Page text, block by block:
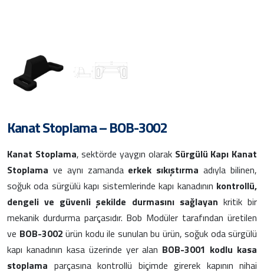
Kanat Stoplama – BOB-3002
Kanat Stoplama, sektörde yaygın olarak Sürgülü Kapı Kanat
Stoplama ve aynı zamanda erkek sıkıştırma adıyla bilinen,
soğuk oda sürgülü kapı sistemlerinde kapı kanadının kontrollü,
dengeli ve güvenli şekilde durmasını sağlayan kritik bir
mekanik durdurma parçasıdır. Bob Modüler tarafından üretilen
ve BOB-3002 ürün kodu ile sunulan bu ürün, soğuk oda sürgülü
kapı kanadının kasa üzerinde yer alan BOB-3001 kodlu kasa
stoplama parçasına kontrollü biçimde girerek kapının nihai